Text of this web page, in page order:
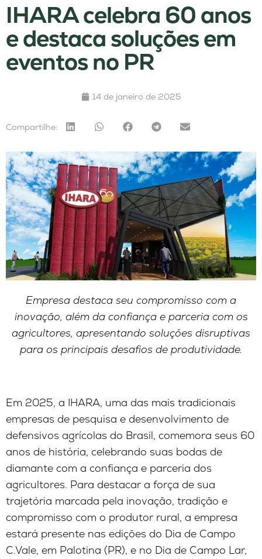
IHARA celebra 60 anos
e destaca soluções em
eventos no PR
14 de janeiro de 2025
Compartilhe:
Empresa destaca seu compromisso com a
inovação, além da confiança e parceria com os
agricultores, apresentando soluções disruptivas
para os principais desafios de produtividade.
Em 2025, a IHARA, uma das mais tradicionais
empresas de pesquisa e desenvolvimento de
defensivos agrícolas do Brasil, comemora seus 60
anos de história, celebrando suas bodas de
diamante com a confiança e parceria dos
agricultores. Para destacar a força de sua
trajetória marcada pela inovação, tradição e
compromisso com o produtor rural, a empresa
estará presente nas edições do Dia de Campo
C.Vale, em Palotina (PR), e no Dia de Campo Lar,